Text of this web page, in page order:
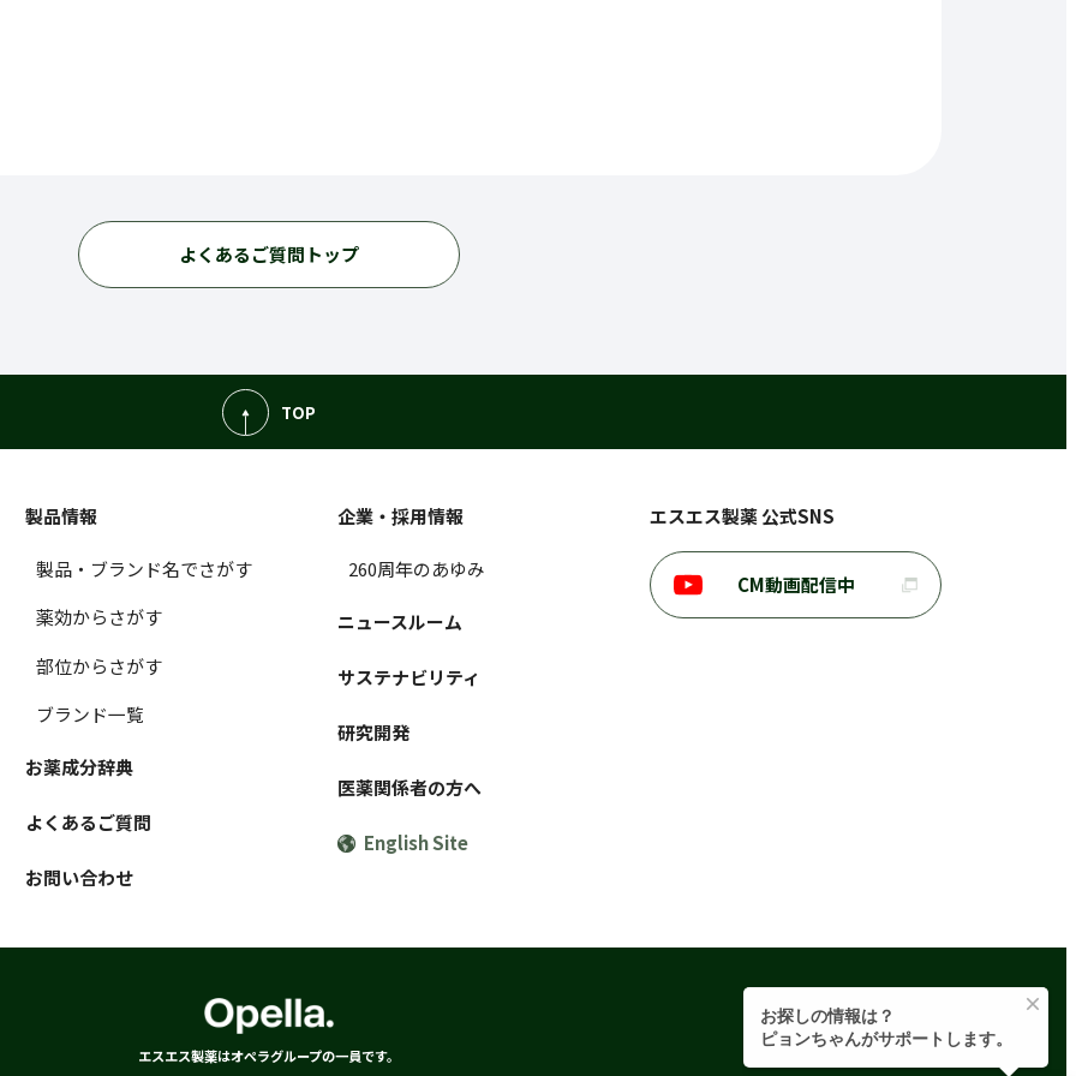
よくあるご質問トップ
TOP
製品情報
製品・ブランド名でさがす
薬効からさがす
部位からさがす
ブランド一覧
お薬成分辞典
よくあるご質問
お問い合わせ
企業・採用情報
260周年のあゆみ
ニュースルーム
サステナビリティ
研究開発
医薬関係者の方へ
English Site
エスエス製薬 公式SNS
CM動画配信中
エスエス製薬はオペラグループの一員です。